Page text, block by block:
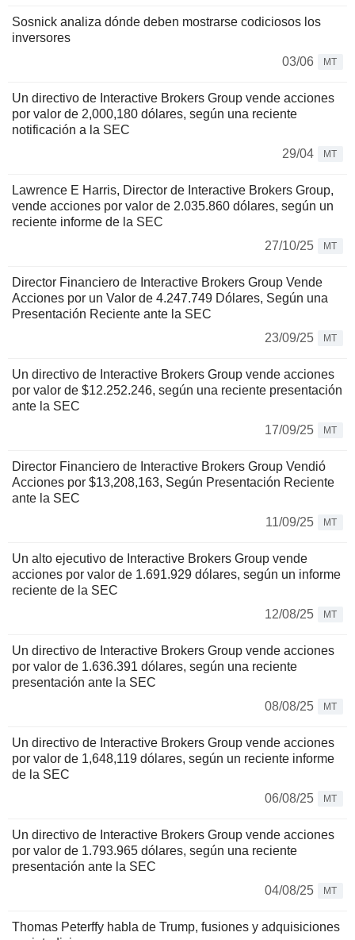
Sosnick analiza dónde deben mostrarse codiciosos los
inversores
03/06
MT
Un directivo de Interactive Brokers Group vende acciones
por valor de 2,000,180 dólares, según una reciente
notificación a la SEC
29/04
MT
Lawrence E Harris, Director de Interactive Brokers Group,
vende acciones por valor de 2.035.860 dólares, según un
reciente informe de la SEC
27/10/25
MT
Director Financiero de Interactive Brokers Group Vende
Acciones por un Valor de 4.247.749 Dólares, Según una
Presentación Reciente ante la SEC
23/09/25
MT
Un directivo de Interactive Brokers Group vende acciones
por valor de $12.252.246, según una reciente presentación
ante la SEC
17/09/25
MT
Director Financiero de Interactive Brokers Group Vendió
Acciones por $13,208,163, Según Presentación Reciente
ante la SEC
11/09/25
MT
Un alto ejecutivo de Interactive Brokers Group vende
acciones por valor de 1.691.929 dólares, según un informe
reciente de la SEC
12/08/25
MT
Un directivo de Interactive Brokers Group vende acciones
por valor de 1.636.391 dólares, según una reciente
presentación ante la SEC
08/08/25
MT
Un directivo de Interactive Brokers Group vende acciones
por valor de 1,648,119 dólares, según un reciente informe
de la SEC
06/08/25
MT
Un directivo de Interactive Brokers Group vende acciones
por valor de 1.793.965 dólares, según una reciente
presentación ante la SEC
04/08/25
MT
Thomas Peterffy habla de Trump, fusiones y adquisiciones